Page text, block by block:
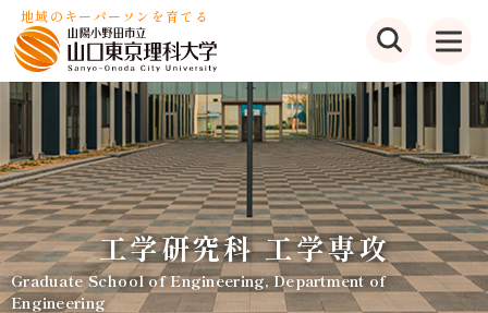
地域のキーパーソンを育てる
工学研究科 工学専攻
Graduate School of Engineering, Department of
Engineering